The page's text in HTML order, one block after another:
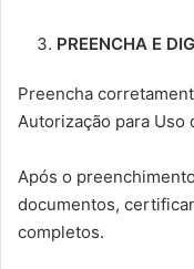
PREENCHA E
Preencha
Autorização para Uso
Após o
documentos,
completos.